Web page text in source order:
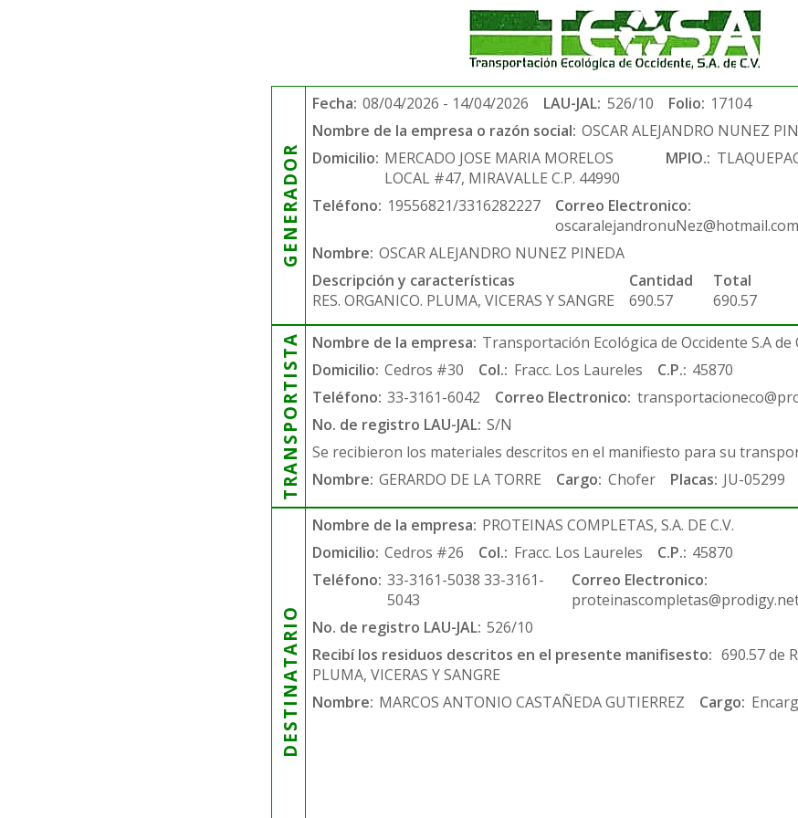
GENERADOR
Fecha: 08/04/2026 - 14/04/2026 LAU-JAL: 526/10 Folio: 17104
Nombre de la empresa o razón social: OSCAR ALEJANDRO NUNEZ
Domicilio: MERCADO JOSE MARIA MORELOS
LOCAL #47, MIRAVALLE C.P. 44990
MPIO.:
Teléfono: 19556821/3316282227
Correo Electronico:
oscaralejandronuNez@hotmail.com
Nombre: OSCAR ALEJANDRO NUNEZ PINEDA
Descripción y características
RES. ORGANICO. PLUMA, VICERAS Y SANGRE
Cantidad
690.57
Total
690.57
TRANSPORTISTA Nombre de la empresa: Transportación Ecológica de Occidente S.A de
Domicilio: Cedros #30 Col.: Fracc. Los Laureles C.P.: 45870
Teléfono: 33-3161-6042 Correo Electronico:
No. de registro LAU-JAL: S/N
Se recibieron los materiales descritos en el manifiesto para su
Nombre: GERARDO DE LA TORRE Cargo: Chofer Placas: JU-05299
DESTINATARIO
Nombre de la empresa: PROTEINAS COMPLETAS, S.A. DE C.V.
Domicilio: Cedros #26 Col.: Fracc. Los Laureles C.P.: 45870
Teléfono: 33-3161-5038 33-3161-
5043
Correo Electronico:
No. de registro LAU-JAL: 526/10
Recibí los residuos descritos en el presente manifisesto: 690.57 de
PLUMA, VICERAS Y SANGRE
Nombre: MARCOS ANTONIO CASTAÑEDA GUTIERREZ Cargo: